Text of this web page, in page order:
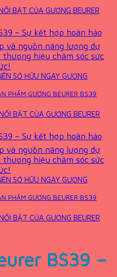
BẬT CỦA GƯƠNG BEURER
– Sự kết hợp hoàn hảo
và nguồn năng lượng dự
hiệu chăm sóc sức
SỞ HỮU NGAY GƯƠNG
PHẨM GƯƠNG BEURER BS39
BẬT CỦA GƯƠNG BEURER
– Sự kết hợp hoàn hảo
và nguồn năng lượng dự
hiệu chăm sóc sức
SỞ HỮU NGAY GƯƠNG
PHẨM GƯƠNG BEURER BS39
BẬT CỦA GƯƠNG BEURER
BS39 –